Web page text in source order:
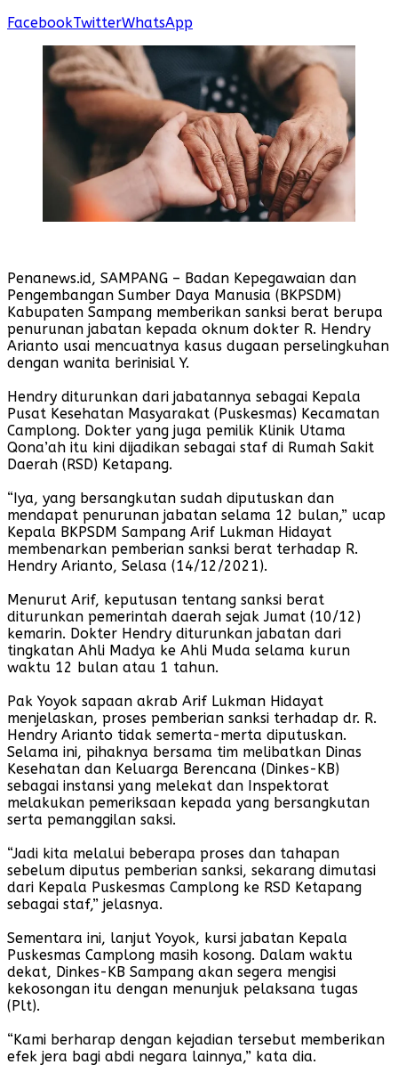
FacebookTwitterWhatsApp
Penanews.id, SAMPANG – Badan Kepegawaian dan
Pengembangan Sumber Daya Manusia (BKPSDM)
Kabupaten Sampang memberikan sanksi berat berupa
penurunan jabatan kepada oknum dokter R. Hendry
Arianto usai mencuatnya kasus dugaan perselingkuhan
dengan wanita berinisial Y.
Hendry diturunkan dari jabatannya sebagai Kepala
Pusat Kesehatan Masyarakat (Puskesmas) Kecamatan
Camplong. Dokter yang juga pemilik Klinik Utama
Qona’ah itu kini dijadikan sebagai staf di Rumah Sakit
Daerah (RSD) Ketapang.
“Iya, yang bersangkutan sudah diputuskan dan
mendapat penurunan jabatan selama 12 bulan,” ucap
Kepala BKPSDM Sampang Arif Lukman Hidayat
membenarkan pemberian sanksi berat terhadap R.
Hendry Arianto, Selasa (14/12/2021).
Menurut Arif, keputusan tentang sanksi berat
diturunkan pemerintah daerah sejak Jumat (10/12)
kemarin. Dokter Hendry diturunkan jabatan dari
tingkatan Ahli Madya ke Ahli Muda selama kurun
waktu 12 bulan atau 1 tahun.
Pak Yoyok sapaan akrab Arif Lukman Hidayat
menjelaskan, proses pemberian sanksi terhadap dr. R.
Hendry Arianto tidak semerta-merta diputuskan.
Selama ini, pihaknya bersama tim melibatkan Dinas
Kesehatan dan Keluarga Berencana (Dinkes-KB)
sebagai instansi yang melekat dan Inspektorat
melakukan pemeriksaan kepada yang bersangkutan
serta pemanggilan saksi.
“Jadi kita melalui beberapa proses dan tahapan
sebelum diputus pemberian sanksi, sekarang dimutasi
dari Kepala Puskesmas Camplong ke RSD Ketapang
sebagai staf,” jelasnya.
Sementara ini, lanjut Yoyok, kursi jabatan Kepala
Puskesmas Camplong masih kosong. Dalam waktu
dekat, Dinkes-KB Sampang akan segera mengisi
kekosongan itu dengan menunjuk pelaksana tugas
(Plt).
“Kami berharap dengan kejadian tersebut memberikan
efek jera bagi abdi negara lainnya,” kata dia.